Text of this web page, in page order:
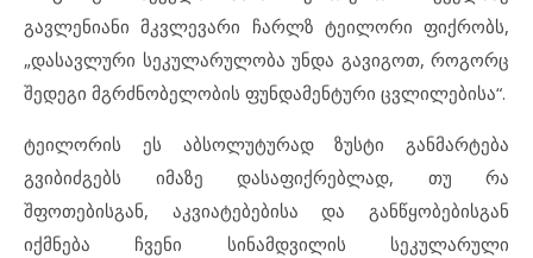
გავლენიანი მკვლევარი ჩარლზ ტეილორი ფიქრობს,
„დასავლური სეკულარულობა უნდა გავიგოთ, როგორც
შედეგი მგრძნობელობის ფუნდამენტური ცვლილებისა“.
ტეილორის ეს აბსოლუტურად ზუსტი განმარტება
გვიბიძგებს იმაზე დასაფიქრებლად, თუ რა
შფოთებისგან, აკვიატებებისა და განწყობებისგან
იქმნება ჩვენი სინამდვილის სეკულარული